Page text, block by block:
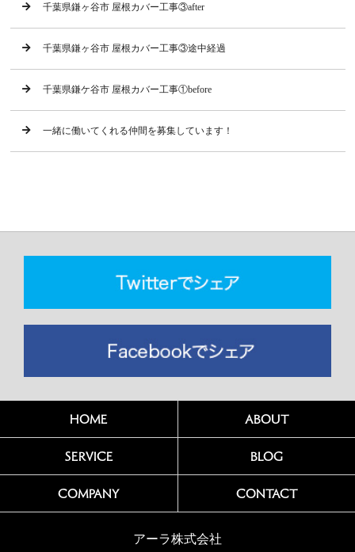
千葉県鎌ヶ谷市 屋根カバー工事③after
千葉県鎌ヶ谷市 屋根カバー工事③途中経過
千葉県鎌ケ谷市 屋根カバー工事①before
一緒に働いてくれる仲間を募集しています！
HOME ABOUT
SERVICE BLOG
COMPANY CONTACT
アーラ株式会社